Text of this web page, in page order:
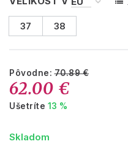
37 38
Pôvodne:70.89 €
62.00 €
Ušetríte 13 %
Skladom